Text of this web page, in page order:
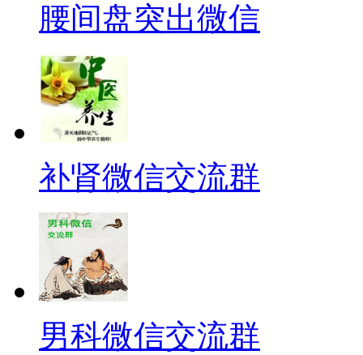
腰间盘突出微信
补肾微信交流群
男科微信交流群